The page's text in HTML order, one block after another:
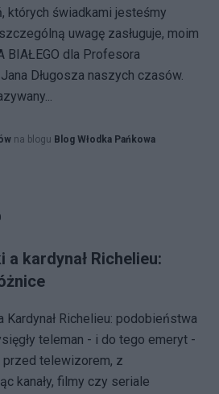
których świadkami jesteśmy
uwagę zasługuje, moim
BIAŁEGO dla Profesora
Długosza naszych czasów.
na blogu Blog Włodka Pańkowa
a kardynał Richelieu:
Richelieu: podobieństwa
teleman - i do tego emeryt -
telewizorem, z
kanały, filmy czy seriale